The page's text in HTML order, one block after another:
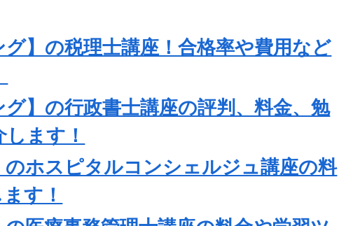
グ】の税理士講座！合格率や費用など
グ】の行政書士講座の評判、料金、勉
ます！
のホスピタルコンシェルジュ講座の料
す！